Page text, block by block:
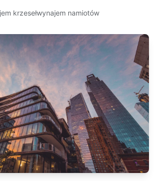
krzesełwynajem namiotów